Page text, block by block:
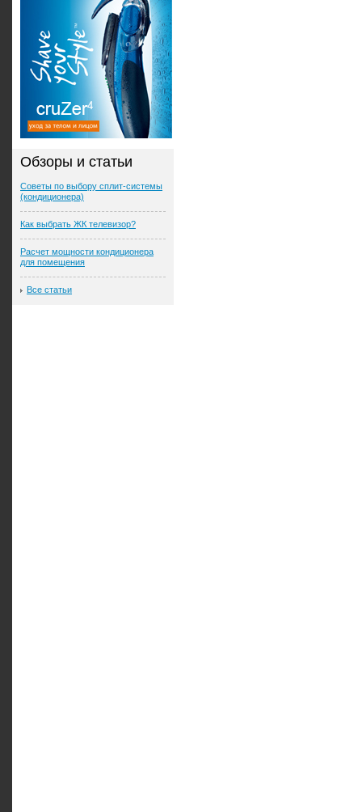
Обзоры и статьи
Советы по выбору сплит-системы
(кондиционера)
Как выбрать ЖК телевизор?
Расчет мощности кондиционера
для помещения
Все статьи